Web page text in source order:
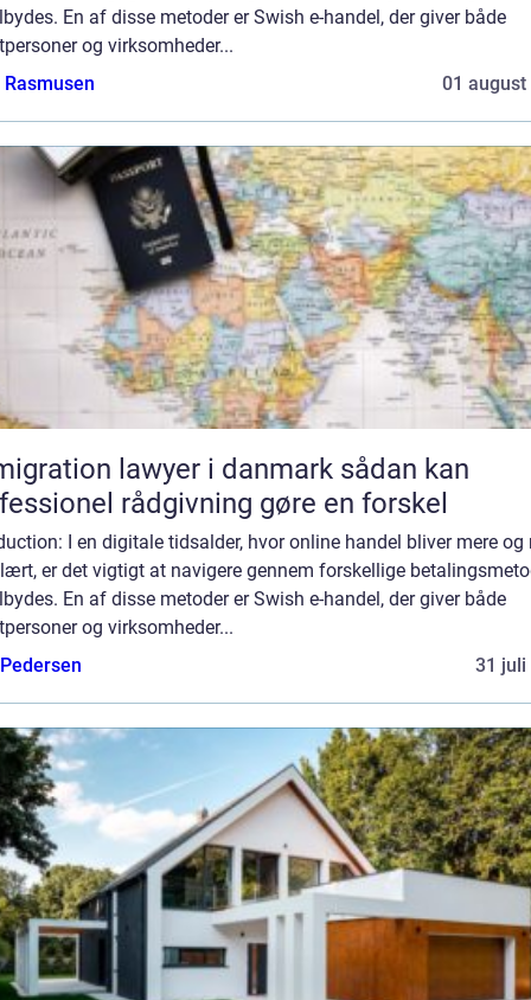
En af disse metoder er Swish e-handel, der giver både
og virksomheder...
01 august
lawyer i danmark sådan kan
rådgivning gøre en forskel
I en digitale tidsalder, hvor online handel bliver mere og
er det vigtigt at navigere gennem forskellige
En af disse metoder er Swish e-handel, der giver både
og virksomheder...
31 juli